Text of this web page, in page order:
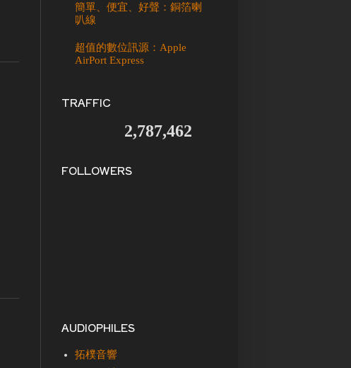
簡單、便宜、好聲：銅箔喇
叭線
超值的數位訊源：Apple
AirPort Express
TRAFFIC
2,787,462
FOLLOWERS
AUDIOPHILES
拓樸音響